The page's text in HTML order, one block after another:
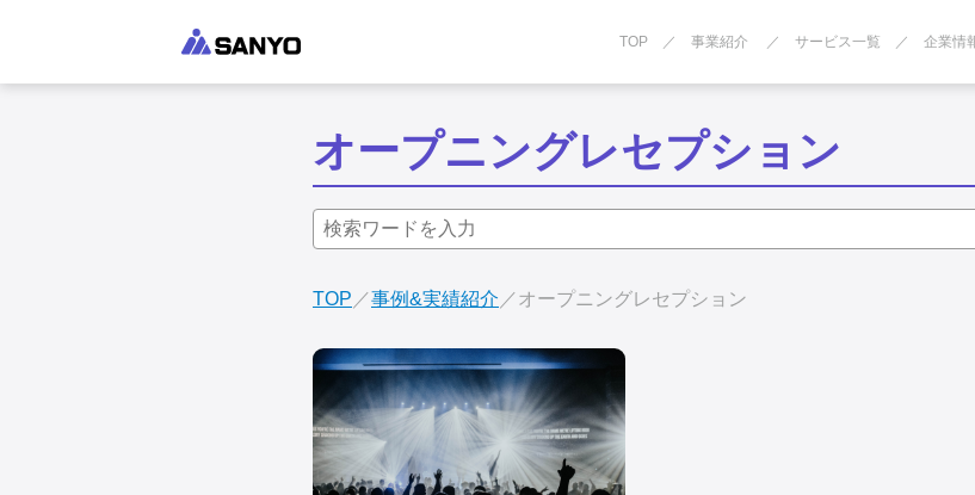
TOP 事業紹介 サービス一覧 企業情
オープニングレセプション
TOP 事例&実績紹介 オープニングレセプション